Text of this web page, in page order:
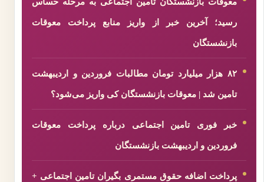
رسید؛ آخرین خبر از واریز منابع پرداخت معوقات
بازنشستگان
۸۲ هزار میلیارد تومان مطالبات فروردین و اردیبهشت
تامین شد | معوقات بازنشستگان کی واریز می‌شود؟
خبر فوری تامین اجتماعی درباره پرداخت معوقات
فروردین و اردیبهشت بازنشستگان
پرداخت اضافه حقوق مستمری بگیران تامین اجتماعی +